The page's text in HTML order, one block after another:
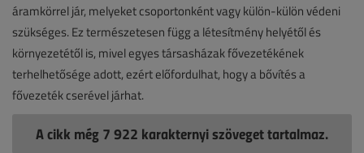
áramkörrel jár, melyeket csoportonként vagy külön-külön védeni
szükséges. Ez természetesen függ a létesítmény helyétől és
környezetétől is, mivel egyes társasházak fővezetékének
terhelhetősége adott, ezért előfordulhat, hogy a bővítés a
fővezeték cserével járhat.
A cikk még 7 922 karakternyi szöveget tartalmaz.